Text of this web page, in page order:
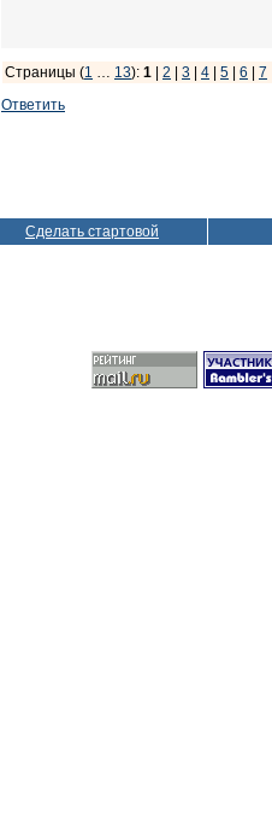
Страницы (1 … 13): 1 2 3 4 5 6 7
Ответить
Сделать стартовой